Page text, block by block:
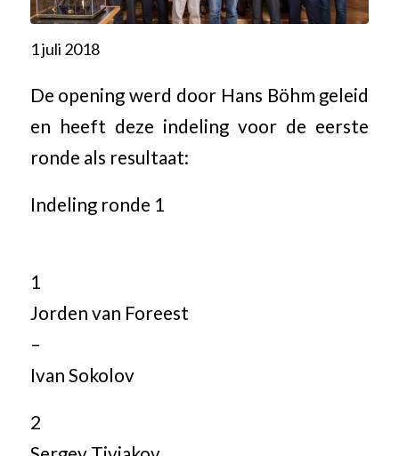
1 juli 2018
De opening werd door Hans Böhm geleid
en heeft deze indeling voor de eerste
ronde als resultaat:
Indeling ronde 1
1
Jorden van Foreest
–
Ivan Sokolov
2